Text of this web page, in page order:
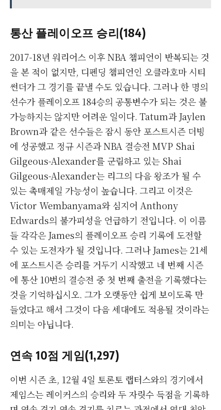
통산 플레이오프 승리(184)
2017-18년 워리어스 이후 NBA 챔피언이 반복되는 것
을 본 적이 없지만, 디펜딩 챔피언인 오클라호마 시티
썬더가 그 경기를 끝낼 수도 있습니다. 그러나 한 명의
선수가 플레이오프 184승의 공통변수가 되는 것은 불
가능하지는 않지만 어려운 일이다. Tatum과 Jaylen
Brown과 같은 선수들은 잠시 동안 포스트시즌 더빙
에 성공했고 정규 시즌과 NBA 결승전 MVP Shai
Gilgeous-Alexander를 군림하고 있는 Shai
Gilgeous-Alexander는 리그의 다음 왕조가 될 수
있는 촉매제일 가능성이 높습니다. 그리고 이것은
Victor Wembanyama와 심지어 Anthony
Edwards의 불가피성을 언급하기 전입니다. 이 이름
들 각각은 James의 플레이오프 승리 기록에 도전할
수 있는 도전자가 될 것입니다. 그러나 James는 21세
에 포스트시즌 승리를 거두기 시작했고 네 번째 시즌
에 통산 10번의 결승전 중 첫 번째 출전을 기록했다는
것을 기억하십시오. 그가 오랫동안 쉽게 보이도록 만
들었다고 해서 그것이 다음 세대에도 적용될 것이라는
의미는 아닙니다.
연속 10점 게임(1,297)
이번 시즌 초, 12월 4일 토론토 랩터스와의 경기에서
제임스는 레이커스의 승리와 두 자릿수 득점을 기록하